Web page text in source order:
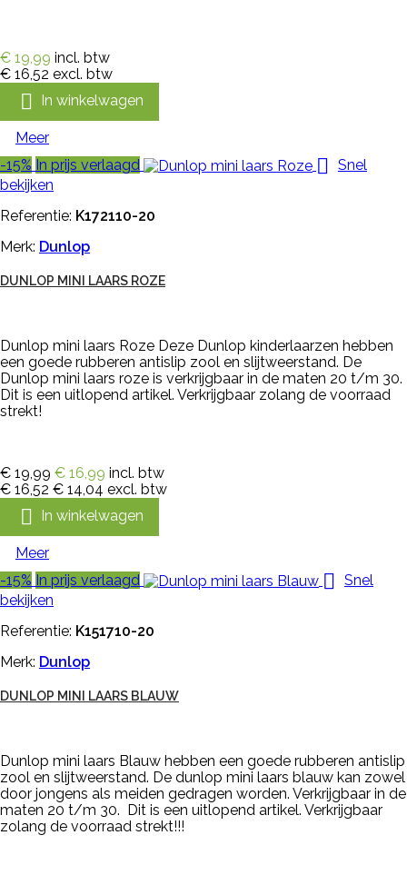
€ 19,99 incl. btw
€ 16,52 excl. btw
 In winkelwagen
Meer
-15% In prijs verlaagd  Snel
bekijken
Referentie: K172110-20
Merk: Dunlop
DUNLOP MINI LAARS ROZE
Dunlop mini laars Roze Deze Dunlop kinderlaarzen hebben
een goede rubberen antislip zool en slijtweerstand. De
Dunlop mini laars roze is verkrijgbaar in de maten 20 t/m 30.
Dit is een uitlopend artikel. Verkrijgbaar zolang de voorraad
strekt!
€ 19,99 € 16,99 incl. btw
€ 16,52 € 14,04 excl. btw
 In winkelwagen
Meer
-15% In prijs verlaagd  Snel
bekijken
Referentie: K151710-20
Merk: Dunlop
DUNLOP MINI LAARS BLAUW
Dunlop mini laars Blauw hebben een goede rubberen antislip
zool en slijtweerstand. De dunlop mini laars blauw kan zowel
door jongens als meiden gedragen worden. Verkrijgbaar in de
maten 20 t/m 30. Dit is een uitlopend artikel. Verkrijgbaar
zolang de voorraad strekt!!!